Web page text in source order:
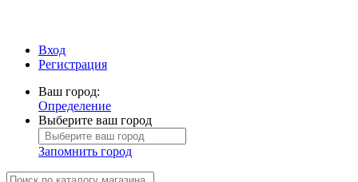
Вход
Регистрация
Ваш город:
Определение
Выберите ваш город
Запомнить город